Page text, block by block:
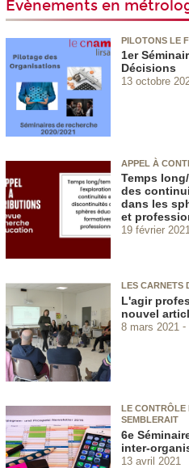
Evènements en
PILOTONS LE
1er
Décisions
13 octobre
APPEL À
Temps
des
dans les
et
19 février 2021
LES CARNETS
L'agir
nouvel
8 mars 2021
LE CONTRÔLE
SEMBLERAIT
6e
inter-
13 avril 2021